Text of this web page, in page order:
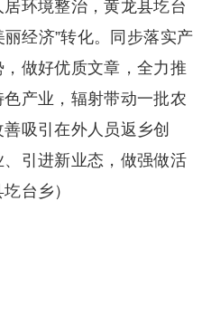
环境整治，黄龙县圪台
丽经济”转化。同步落实产
做好优质文章，全力推
产业，辐射带动一批农
吸引在外人员返乡创
引进新业态，做强做活
台乡）